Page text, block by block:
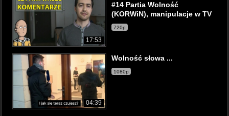
17:53
#14 Partia Wolność
(KORWiN), manipulacje w TV
720p
04:39
Wolność słowa ...
1080p